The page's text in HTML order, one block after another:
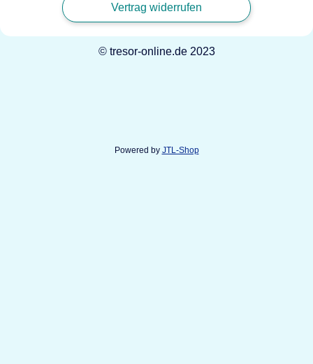
Vertrag widerrufen
© tresor-online.de 2023
Powered by JTL-Shop